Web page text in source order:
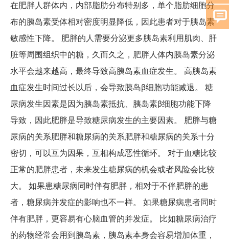
在肥胖人群体内，内部脂肪分布特别多，单个脂肪细胞分
布的胰岛素受体相对密度明显降低，因此患者对于胰岛素
敏感性下降。 肥胖的人需要分泌更多胰岛素利用肌肉、肝
脏等周围组织中的糖，久而久之，肥胖人体内胰岛素分泌
水平会越来越高，最终导致高胰岛素血症发生。 高胰岛素
血症发生时间过长以后，会导致胰岛β细胞功能减退。 糖
尿病发生因素是因为胰岛素抵抗、胰岛素β细胞功能下降
导致，因此肥胖是导致糖尿病发生的主要因素。 肥胖与糖
尿病的关系肥胖和糖尿病的关系肥胖和糖尿病的关系十分
密切，可以互为因果，互相构成恶性循环。 对于血糖比较
正常的肥胖患者，未来发生糖尿病的机会或者风险会比较
大。 如果患糖尿病同时伴有肥胖，相对于不伴肥胖的患
者，糖尿病并发症的影响也不一样。 如果糖尿病患者同时
伴有肥胖，更容易有心脑血管的并发症。 比如糖尿病治疗
的药物经常会用到胰岛素，胰岛素本身会容易增加体重，